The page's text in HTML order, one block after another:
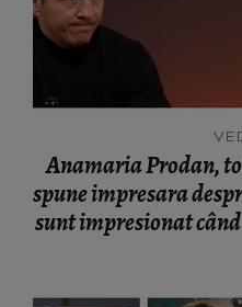
Anamaria Prodan,
spune impresara
sunt impresionat